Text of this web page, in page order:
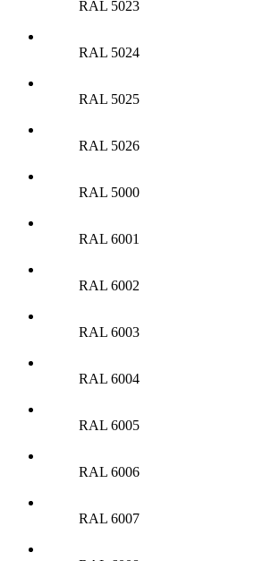
RAL 5023
RAL 5024
RAL 5025
RAL 5026
RAL 5000
RAL 6001
RAL 6002
RAL 6003
RAL 6004
RAL 6005
RAL 6006
RAL 6007